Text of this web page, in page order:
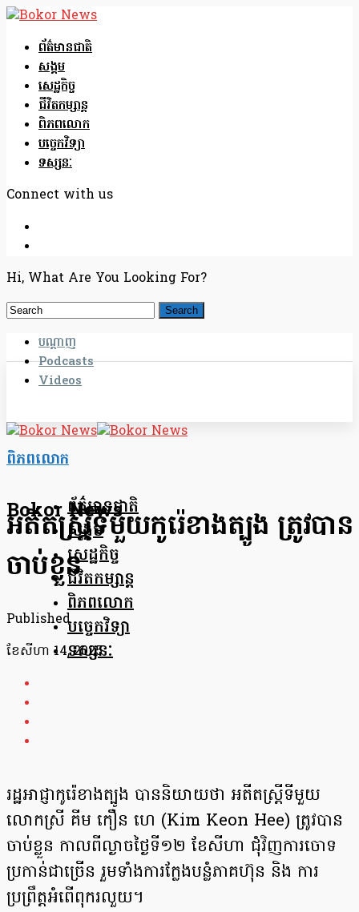
ព័ត៌មានជាតិ
សង្គម
សេដ្ឋកិច្ច
ជីវិតកម្សាន្ត
ពិភពលោក
បច្ចេកវិទ្យា
ទស្សនៈ
Connect with us
Hi, What Are You Looking For?
បណ្តាញ
Podcasts
Videos
Bokor News
ព័ត៌មានជាតិ
សង្គម
សេដ្ឋកិច្ច
ជីវិតកម្សាន្ត
ពិភពលោក
បច្ចេកវិទ្យា
ទស្សនៈ
ពិភពលោក
អតីតស្ត្រីទីមួយកូរ៉េខាងត្បូង ត្រូវបាន
ចាប់ខ្លួន
Published
ខែ​សីហា 14, 2025
រដ្ឋអាជ្ញាកូរ៉េខាងត្បូង បាននិយាយថា អតីតស្ត្រីទីមួយ
លោកស្រី គីម កឿន ហេ (Kim Keon Hee) ត្រូវបាន
ចាប់ខ្លួន កាលពីល្ងាចថ្ងៃទី១២ ខែសីហា ជុំវិញការចោទ
ប្រកាន់ជាច្រើន រួមទាំងការក្លែងបន្លំភាគហ៊ុន និង ការ
ប្រព្រឹត្តអំពើពុករលួយ។